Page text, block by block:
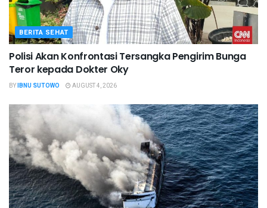
BERITA SEHAT
Polisi Akan Konfrontasi Tersangka Pengirim Bunga
Teror kepada Dokter Oky
BYIBNU SUTOWO AUGUST 4, 2026